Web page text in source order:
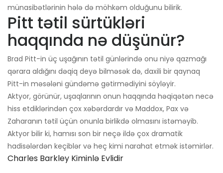
münasibətlərinin hələ də möhkəm olduğunu bilirik.
Pitt tətil sürtükləri
haqqında nə düşünür?
Brad Pitt-in üç uşağının tətil günlərində onu niyə qazmağı
qərara aldığını dəqiq deyə bilməsək də, daxili bir qaynaq
Pitt-in məsələni gündəmə gətirmədiyini söyləyir.
Aktyor, görünür, uşaqlarının onun haqqında həqiqətən necə
hiss etdiklərindən çox xəbərdardır və Maddox, Pax və
Zaharanın tətil üçün onunla birlikdə olmasını istəməyib.
Aktyor bilir ki, hamısı son bir neçə ildə çox dramatik
hadisələrdən keçiblər və heç kimi narahat etmək istəmirlər.
Charles Barkley Kiminlə Evlidir